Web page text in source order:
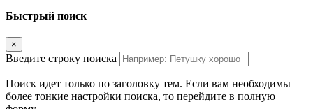
Быстрый поиск
×
Введите строку поиска
Поиск идет только по заголовку тем. Если вам необходимы
более тонкие настройки поиска, то перейдите в полную